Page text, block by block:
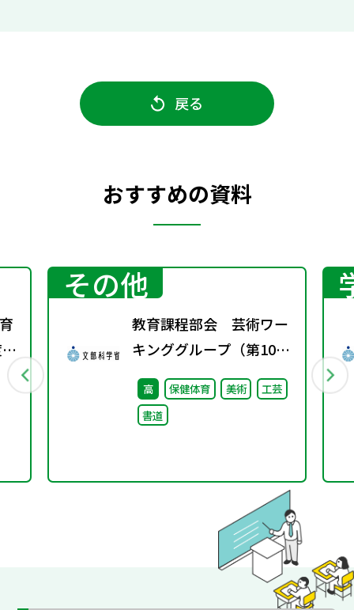
戻る
おすすめの資料
その他
教育課程部会 芸術ワー
キンググループ（第10
回）配付資料
高 保健体育 美術
工芸
書道